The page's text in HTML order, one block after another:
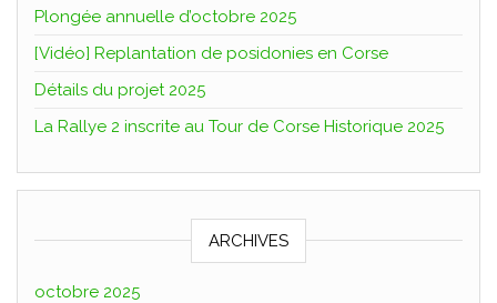
Plongée annuelle d’octobre 2025
[Vidéo] Replantation de posidonies en Corse
Détails du projet 2025
La Rallye 2 inscrite au Tour de Corse Historique 2025
ARCHIVES
octobre 2025